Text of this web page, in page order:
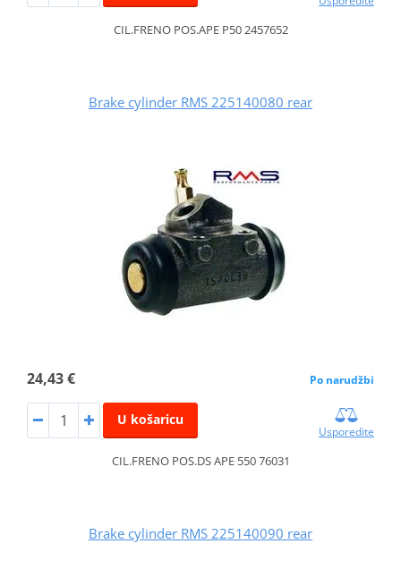
CIL.FRENO POS.APE P50 2457652
Brake cylinder RMS 225140080 rear
24,43 € Po narudžbi
U košaricu
Usporedite
CIL.FRENO POS.DS APE 550 76031
Brake cylinder RMS 225140090 rear